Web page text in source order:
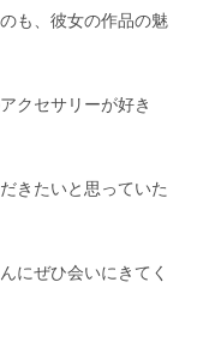
も、彼女の作品の魅
クセサリーが好き
きたいと思っていた
にぜひ会いにきてく